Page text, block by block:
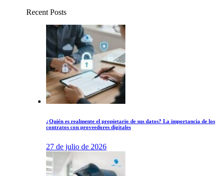
Recent Posts
¿Quién es realmente el propietario de sus datos? La importancia de los
contratos con proveedores digitales
27 de julio de 2026